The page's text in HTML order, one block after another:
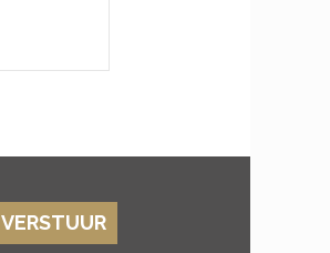
VERSTUUR